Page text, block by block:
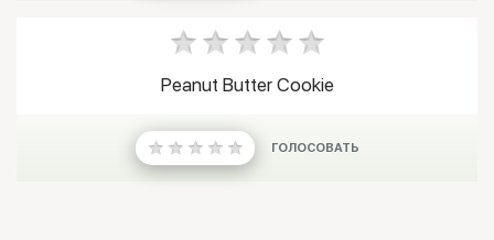
Peanut Butter Cookie
ГОЛОСОВАТЬ